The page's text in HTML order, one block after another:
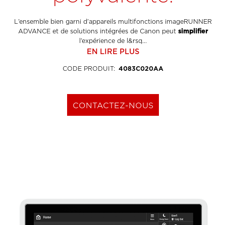
L’ensemble bien garni d’appareils multifonctions imageRUNNER
ADVANCE et de solutions intégrées de Canon peut simplifier
l’expérience de l&rsq...
EN LIRE PLUS
CODE PRODUIT: 4083C020AA
CONTACTEZ-NOUS